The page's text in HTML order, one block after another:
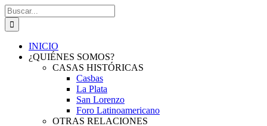
Saltar
al
contenido
Buscar:
INICIO
¿QUIÉNES SOMOS?
CASAS HISTÓRICAS
Casbas
La Plata
San Lorenzo
Foro Latinoamericano
OTRAS RELACIONES